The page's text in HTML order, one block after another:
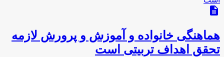
description
هماهنگی خانواده و آموزش و پرورش لازمه
تحقق اهداف تربیتی است